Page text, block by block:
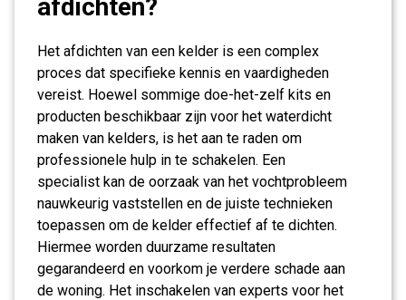
afdichten?
Het afdichten van een kelder is een complex
proces dat specifieke kennis en vaardigheden
vereist. Hoewel sommige doe-het-zelf kits en
producten beschikbaar zijn voor het waterdicht
maken van kelders, is het aan te raden om
professionele hulp in te schakelen. Een
specialist kan de oorzaak van het vochtprobleem
nauwkeurig vaststellen en de juiste technieken
toepassen om de kelder effectief af te dichten.
Hiermee worden duurzame resultaten
gegarandeerd en voorkom je verdere schade aan
de woning. Het inschakelen van experts voor het